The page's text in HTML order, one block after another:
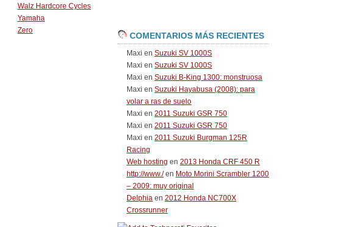
Walz Hardcore Cycles
Yamaha
Zero
COMENTARIOS MÁS RECIENTES
Maxi en Suzuki SV 1000S
Maxi en Suzuki SV 1000S
Maxi en Suzuki B-King 1300: monstruosa
Maxi en Suzuki Hayabusa (2008): para
volar a ras de suelo
Maxi en 2011 Suzuki GSR 750
Maxi en 2011 Suzuki GSR 750
Maxi en 2011 Suzuki Burgman 125R
Racing
Web hosting en 2013 Honda CRF 450 R
http://www./en Moto Morini Scrambler 1200
– 2009: muy original
Delphia en 2012 Honda NC700X
Crossrunner